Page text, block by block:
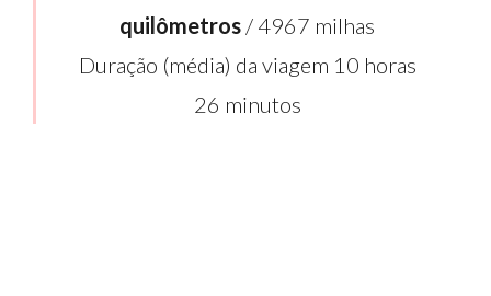
quilômetros / 4967 milhas
Duração (média) da viagem 10 horas
26 minutos